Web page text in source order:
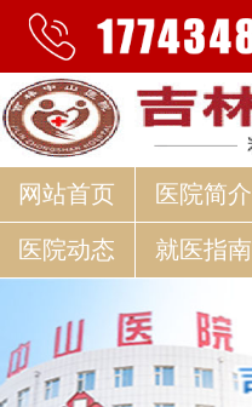
网站首页 医院简介
医院动态 就医指南